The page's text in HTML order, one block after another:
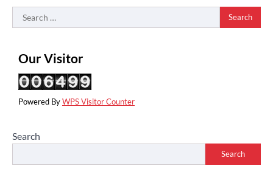
Search
for:
Our Visitor
Powered ByWPS Visitor Counter
Search
Search